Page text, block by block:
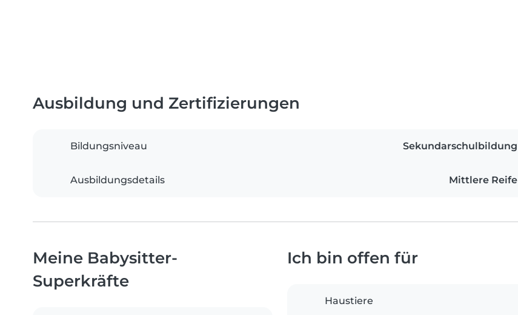
Ausbildung und Zertifizierungen
Bildungsniveau Sekundarschulbildung
Ausbildungsdetails Mittlere Reife
Meine Babysitter-
Superkräfte
Ich bin offen für
Haustiere